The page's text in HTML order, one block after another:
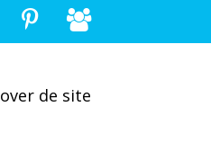
over de site